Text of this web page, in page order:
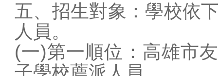
五、招生對象：學校依
人員。
(一)第一順位：高雄市